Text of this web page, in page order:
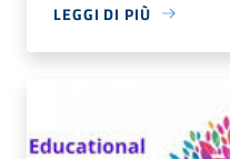
LEGGI DI PIÙ